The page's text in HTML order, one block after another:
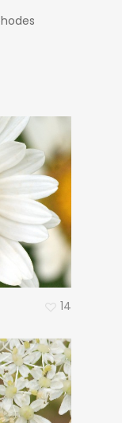
14